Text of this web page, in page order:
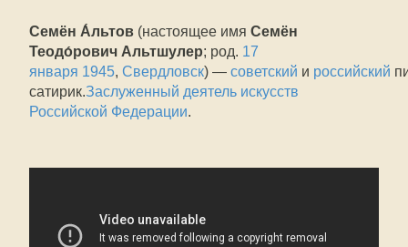
Семён А́льтов (настоящее имя Семён
Теодо́рович Альтшулер; род. 17
января 1945, Свердловск) — советский и российский
сатирик.Заслуженный деятель искусств
Российской Федерации.